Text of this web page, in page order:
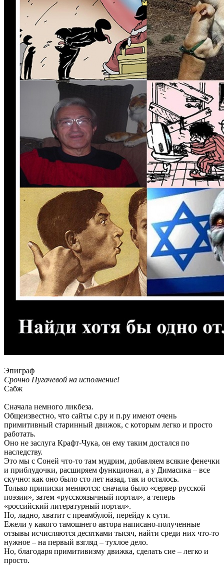
Эпиграф
Срочно Пугачевой на исполнение!
Сабж
Сначала немного ликбеза.
Общеизвестно, что сайты с.ру и п.ру имеют очень
примитивный старинный движок, с которым легко и просто
работать.
Оно не заслуга Крафт-Чука, он ему таким достался по
наследству.
Это мы с Соней что-то там мудрим, добавляем всякие фенечки
и приблудочки, расширяем функционал, а у Димасика – все
скучно: как оно было сто лет назад, так и осталось.
Только приписки меняются: сначала было «сервер русской
поэзии», затем «русскоязычный портал», а теперь –
«российский литературный портал».
Но, ладно, хватит с преамбулой, перейду к сути.
Ежели у какого тамошнего автора написано-полученные
отзывы исчисляются десятками тысяч, найти среди них что-то
нужное – на первый взгляд – тухлое дело.
Но, благодаря примитивизму движка, сделать сие – легко и
просто.